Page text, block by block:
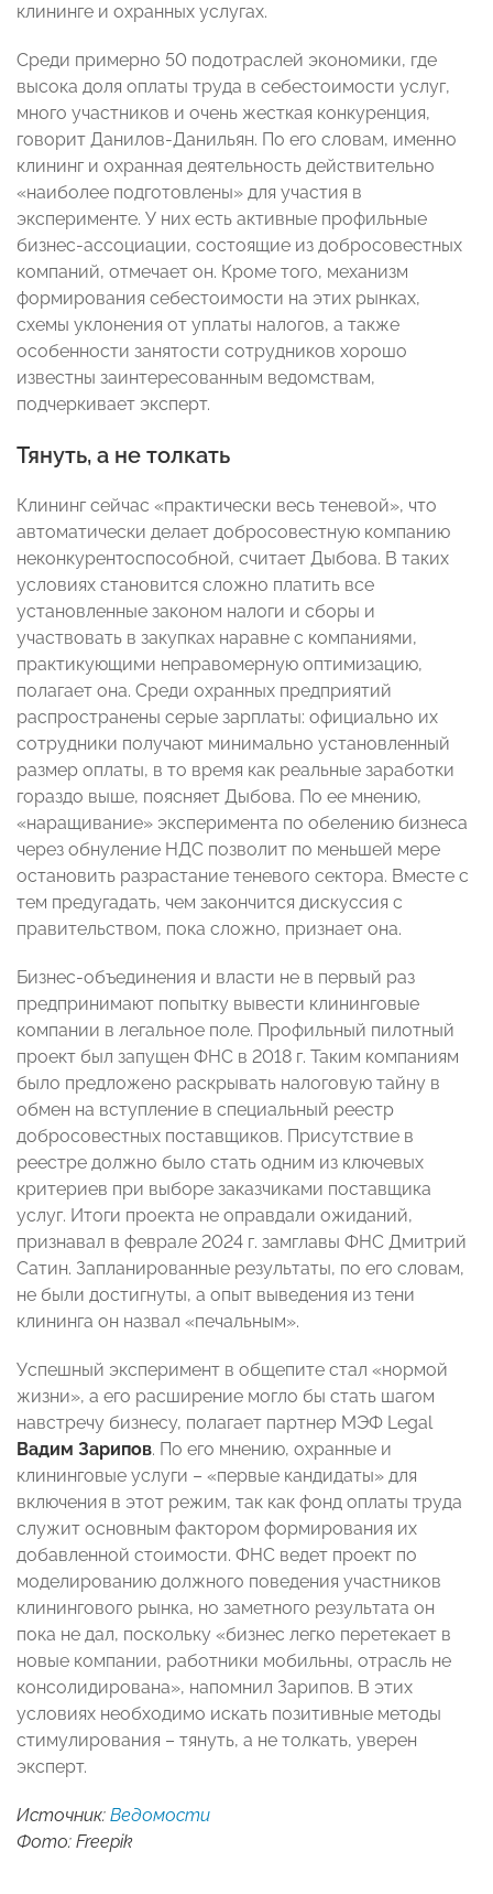
клининге и охранных услугах.
Среди примерно 50 подотраслей экономики, где
высока доля оплаты труда в себестоимости услуг,
много участников и очень жесткая конкуренция,
говорит Данилов-Данильян. По его словам, именно
клининг и охранная деятельность действительно
«наиболее подготовлены» для участия в
эксперименте. У них есть активные профильные
бизнес-ассоциации, состоящие из добросовестных
компаний, отмечает он. Кроме того, механизм
формирования себестоимости на этих рынках,
схемы уклонения от уплаты налогов, а также
особенности занятости сотрудников хорошо
известны заинтересованным ведомствам,
подчеркивает эксперт.
Тянуть, а не толкать
Клининг сейчас «практически весь теневой», что
автоматически делает добросовестную компанию
неконкурентоспособной, считает Дыбова. В таких
условиях становится сложно платить все
установленные законом налоги и сборы и
участвовать в закупках наравне с компаниями,
практикующими неправомерную оптимизацию,
полагает она. Среди охранных предприятий
распространены серые зарплаты: официально их
сотрудники получают минимально установленный
размер оплаты, в то время как реальные заработки
гораздо выше, поясняет Дыбова. По ее мнению,
«наращивание» эксперимента по обелению бизнеса
через обнуление НДС позволит по меньшей мере
остановить разрастание теневого сектора. Вместе с
тем предугадать, чем закончится дискуссия с
правительством, пока сложно, признает она.
Бизнес-объединения и власти не в первый раз
предпринимают попытку вывести клининговые
компании в легальное поле. Профильный пилотный
проект был запущен ФНС в 2018 г. Таким компаниям
было предложено раскрывать налоговую тайну в
обмен на вступление в специальный реестр
добросовестных поставщиков. Присутствие в
реестре должно было стать одним из ключевых
критериев при выборе заказчиками поставщика
услуг. Итоги проекта не оправдали ожиданий,
признавал в феврале 2024 г. замглавы ФНС Дмитрий
Сатин. Запланированные результаты, по его словам,
не были достигнуты, а опыт выведения из тени
клининга он назвал «печальным».
Успешный эксперимент в общепите стал «нормой
жизни», а его расширение могло бы стать шагом
навстречу бизнесу, полагает партнер МЭФ Legal
Вадим Зарипов. По его мнению, охранные и
клининговые услуги – «первые кандидаты» для
включения в этот режим, так как фонд оплаты труда
служит основным фактором формирования их
добавленной стоимости. ФНС ведет проект по
моделированию должного поведения участников
клинингового рынка, но заметного результата он
пока не дал, поскольку «бизнес легко перетекает в
новые компании, работники мобильны, отрасль не
консолидирована», напомнил Зарипов. В этих
условиях необходимо искать позитивные методы
стимулирования – тянуть, а не толкать, уверен
эксперт.
Источник: Ведомости
Фото: Freepik